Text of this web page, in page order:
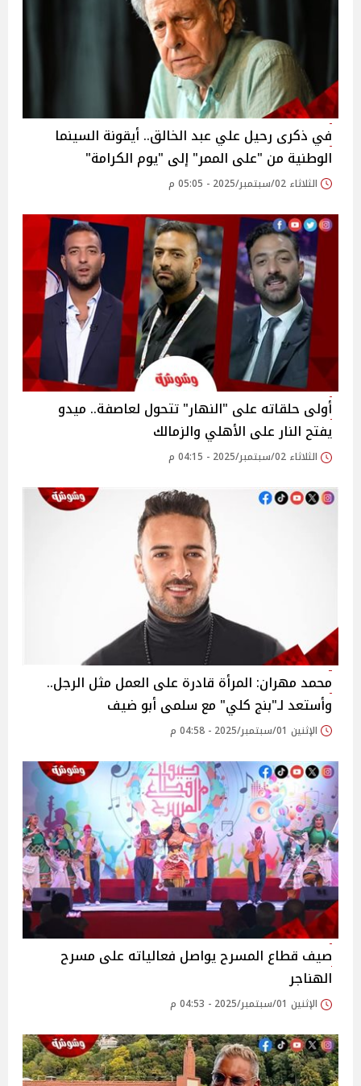
في ذكرى رحيل علي عبد الخالق.. أيقونة السينما
الوطنية من "على الممر" إلى "يوم الكرامة"
الثلاثاء 02/سبتمبر/2025 - 05:05 م
أولى حلقاته على "النهار" تتحول لعاصفة.. ميدو
يفتح النار على الأهلي والزمالك
الثلاثاء 02/سبتمبر/2025 - 04:15 م
محمد مهران: المرأة قادرة على العمل مثل الرجل..
وأستعد لـ"بنج كلي" مع سلمى أبو ضيف‎
الإثنين 01/سبتمبر/2025 - 04:58 م
صيف قطاع المسرح يواصل فعالياته على مسرح
الهناجر‎
الإثنين 01/سبتمبر/2025 - 04:53 م